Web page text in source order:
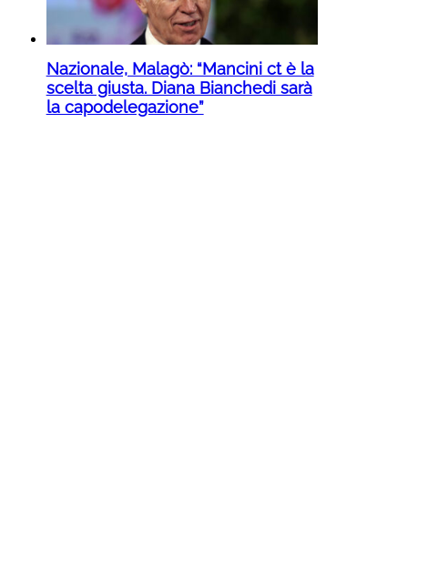
Nazionale, Malagò: “Mancini ct è la
scelta giusta. Diana Bianchedi sarà
la capodelegazione”